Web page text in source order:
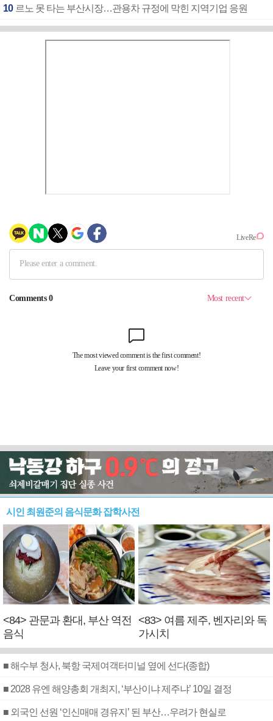
10 르노 못 타는 부산시장…관용차 규정에 막힌 지역기업 응원
시인 최원준의 음식문화 잡학사전
<84> 관문과 환대, 부산 역전
음식
<83> 여름 제주, 벤자리와 독
가시치
■ 해수부 청사, 북항 국제여객터미널 옆에 선다(종합)
■ 2028 유엔 해양총회 개최지, ‘부산이냐 제주냐’ 10일 결정
■ 외국인 선원 ‘인신매매 경유지’ 된 부산…우려가 현실로